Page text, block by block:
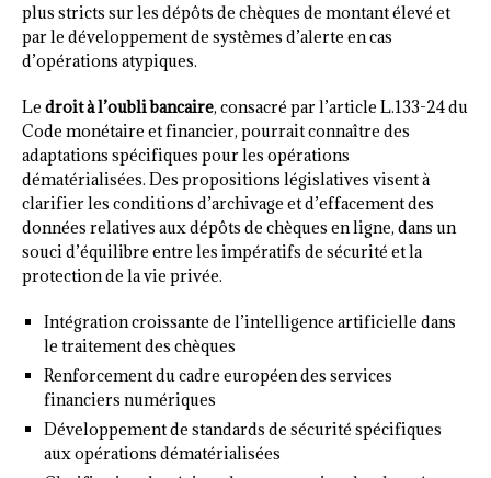
plus stricts sur les dépôts de chèques de montant élevé et
par le développement de systèmes d’alerte en cas
d’opérations atypiques.
Le droit à l’oubli bancaire, consacré par l’article L.133-24 du
Code monétaire et financier, pourrait connaître des
adaptations spécifiques pour les opérations
dématérialisées. Des propositions législatives visent à
clarifier les conditions d’archivage et d’effacement des
données relatives aux dépôts de chèques en ligne, dans un
souci d’équilibre entre les impératifs de sécurité et la
protection de la vie privée.
Intégration croissante de l’intelligence artificielle dans
le traitement des chèques
Renforcement du cadre européen des services
financiers numériques
Développement de standards de sécurité spécifiques
aux opérations dématérialisées